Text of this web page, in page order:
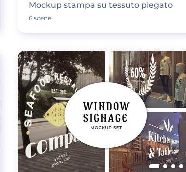
Mockup stampa su tessuto piegato
6 scene